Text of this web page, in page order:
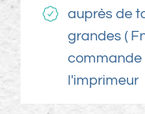
auprès de
grandes (
commande
l'imprimeur